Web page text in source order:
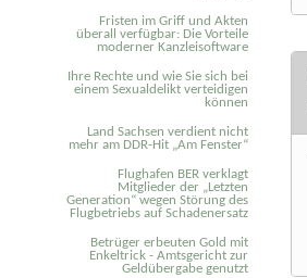
Fristen im Griff und Akten
überall verfügbar: Die Vorteile
moderner Kanzleisoftware
Ihre Rechte und wie Sie sich bei
einem Sexual­delikt verteidigen
können
Land Sachsen verdient nicht
mehr am DDR-Hit „Am Fenster“
Flughafen BER verklagt
Mitglieder der „Letzten
Generation“ wegen Störung des
Flugbetriebs auf Schadenersatz
Betrüger erbeuten Gold mit
Enkeltrick - Amtsgericht zur
Geldübergabe genutzt